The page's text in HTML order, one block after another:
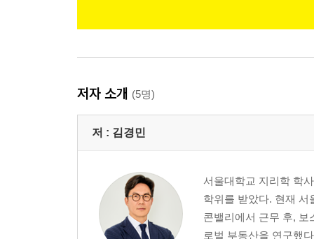
저자 소개 (5명)
저 : 김경민
서울대학교 지리학 학
학위를 받았다. 현재
콘밸리에서 근무 후,
로벌 부동산을 연구했